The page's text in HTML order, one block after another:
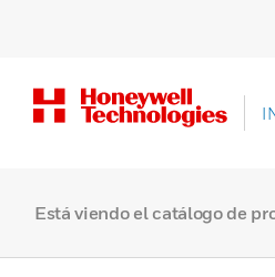
Está viendo el catálogo de